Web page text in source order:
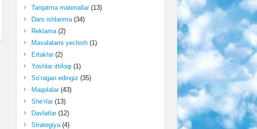
Tarqatma materiallar(13)
Dars ishlanma(34)
Reklama(2)
Masalalarni yechish(1)
Ertaklar(2)
Yoshlar ittifoqi (1)
So‘ragan edingiz (35)
Maqolalar(43)
She’rlar(13)
Davlatlar(12)
Strategiya(4)